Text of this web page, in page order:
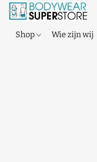
Shop Wie zijn wij